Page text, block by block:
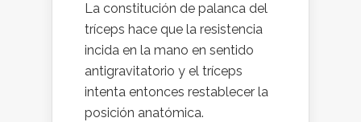
La constitución de palanca del
tríceps hace que la resistencia
incida en la mano en sentido
antigravitatorio y el tríceps
intenta entonces restablecer la
posición anatómica.